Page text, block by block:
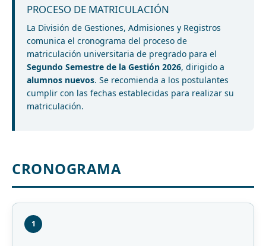
PROCESO DE MATRICULACIÓN
La División de Gestiones, Admisiones y Registros
comunica el cronograma del proceso de
matriculación universitaria de pregrado para el
Segundo Semestre de la Gestión 2026, dirigido a
alumnos nuevos. Se recomienda a los postulantes
cumplir con las fechas establecidas para realizar su
matriculación.
CRONOGRAMA
1